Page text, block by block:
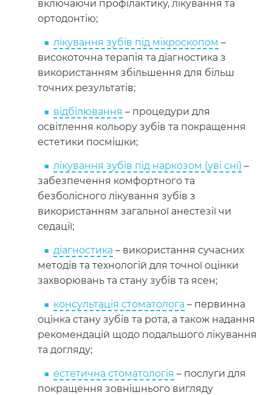
включаючи профілактику, лікування та
ортодонтію;
лікування зубів під мікроскопом –
високоточна терапія та діагностика з
використанням збільшення для більш
точних результатів;
відбілювання – процедури для
освітлення кольору зубів та покращення
естетики посмішки;
лікування зубів під наркозом (уві сні) –
забезпечення комфортного та
безболісного лікування зубів з
використанням загальної анестезії чи
седації;
діагностика – використання сучасних
методів та технологій для точної оцінки
захворювань та стану зубів та ясен;
консультація стоматолога – первинна
оцінка стану зубів та рота, а також надання
рекомендацій щодо подальшого лікування
та догляду;
естетична стоматологія – послуги для
покращення зовнішнього вигляду